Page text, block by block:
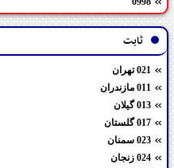
ثابت
021 تهران
011 مازندران
013 گیلان
017 گلستان
023 سمنان
024 زنجان